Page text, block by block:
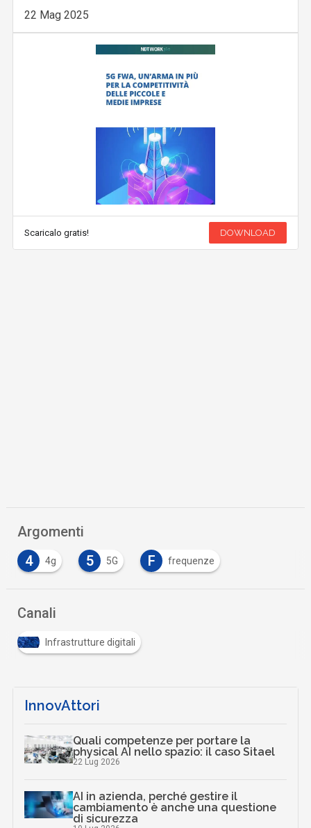
22 Mag 2025
Scaricalo gratis! DOWNLOAD
Argomenti
4
4g 5 5G F frequenze
Canali
Infrastrutture digitali
InnovAttori
Quali competenze per portare la
physical AI nello spazio: il caso Sitael
22 Lug 2026
AI in azienda, perché gestire il
cambiamento è anche una questione
di sicurezza